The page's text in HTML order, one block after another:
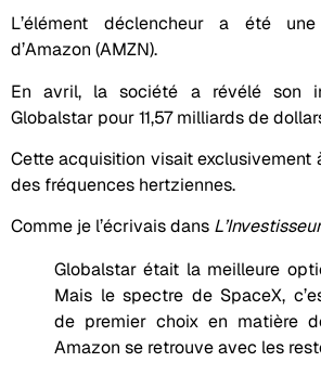
L’élément déclencheur a été
d’Amazon (AMZN).
En avril, la société a révélé son
Globalstar pour 11,57 milliards de
Cette acquisition visait exclusivement
des fréquences hertziennes.
Comme je l’écrivais dans
Globalstar était la meilleure
Mais le spectre de SpaceX,
de premier choix en matière
Amazon se retrouve avec les